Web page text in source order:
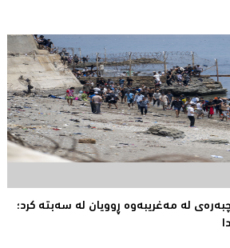
لە مەغریبەوە ڕوویان لە سەبتە کرد؛